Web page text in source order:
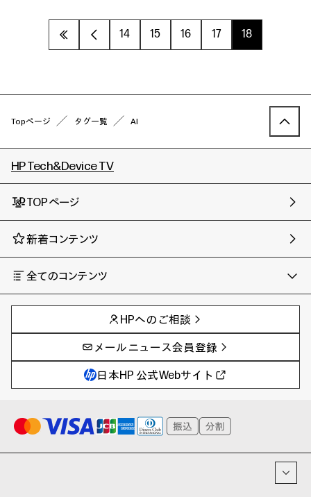
« ‹ 14 15 16 17 18
Topページ タグ一覧 AI
HP Tech&Device TV
TOPページ
新着コンテンツ
全てのコンテンツ
AIの進化と活用事例
製品トレンド & レビュー
教育とテクノロジー
ハイブリッドワーク
プリンター
事例
イベントレポート
AIワークステーション
Poly
WXP（DEXツール）
タグ一覧
HPへのご相談
メールニュース会員登録
日本HP 公式Webサイト